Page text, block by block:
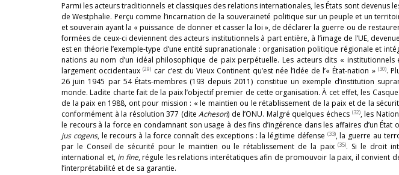
Parmi les acteurs traditionnels et classiques des relations internationales, les États sont devenus
de Westphalie. Perçu comme l’incarnation de la souveraineté politique sur un peuple et un
et souverain ayant la « puissance de donner et casser la loi », de déclarer la guerre ou de
formées de ceux-ci deviennent des acteurs institutionnels à part entière, à l’image de l’UE,
est en théorie l’exemple-type d’une entité supranationale : organisation politique régionale et
nations au nom d’un idéal philosophique de paix perpétuelle. Les acteurs dits «
largement occidentaux(29) car c’est du Vieux Continent qu’est née l’idée de l’« État-nation » (30).
26 juin 1945 par 54 États-membres (193 depuis 2011) constitue un exemple d’institution
monde. Ladite charte fait de la paix l’objectif premier de cette organisation. À cet effet, les
de la paix en 1988, ont pour mission : « le maintien ou le rétablissement de la paix et de la
conformément à la résolution 377 (diteAcheson) de l’ONU. Malgré quelques échecs (32), les
le recours à la force en condamnant son usage à des fins d’ingérence dans les affaires d’un État
jus cogens, le recours à la force connaît des exceptions : la légitime défense (33), la guerre au
par le Conseil de sécurité pour le maintien ou le rétablissement de la paix(35). Si le droit
international et, in fine, régule les relations interétatiques afin de promouvoir la paix, il convient
l’interprétabilité et de sa garantie.